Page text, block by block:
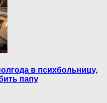
в психбольницу,
папу